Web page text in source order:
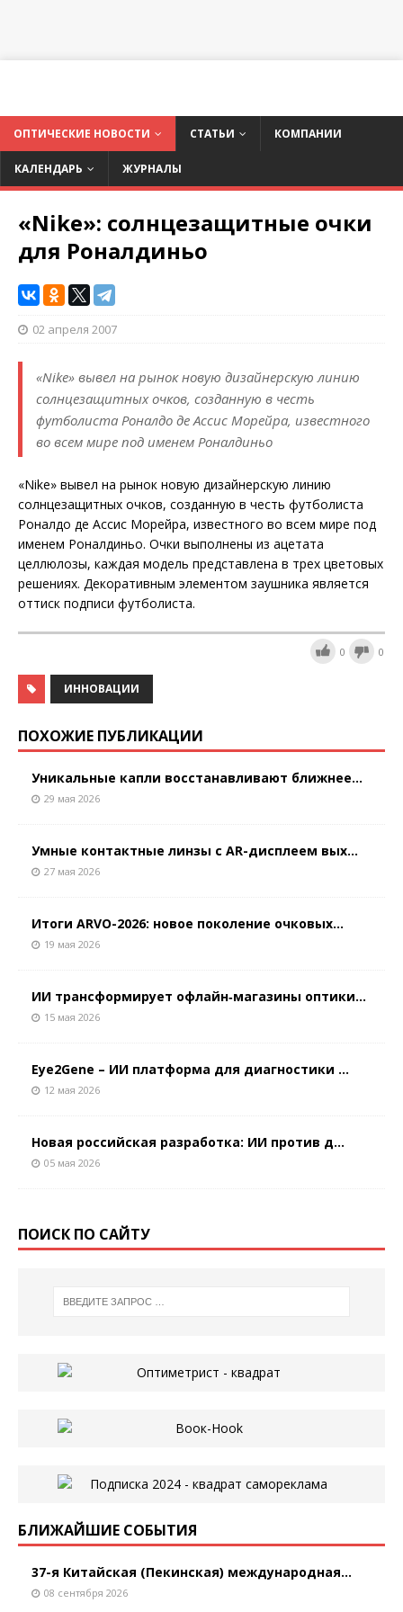
ОПТИЧЕСКИЕ НОВОСТИ СТАТЬИ КОМПАНИИ
КАЛЕНДАРЬ ЖУРНАЛЫ
«Nike»: солнцезащитные очки
для Роналдиньо
02 апреля 2007
«Nike» вывел на рынок новую дизайнерскую линию
солнцезащитных очков, созданную в честь
футболиста Роналдо де Ассис Морейра, известного
во всем мире под именем Роналдиньо
«Nike» вывел на рынок новую дизайнерскую линию
солнцезащитных очков, созданную в честь футболиста
Роналдо де Ассис Морейра, известного во всем мире под
именем Роналдиньо. Очки выполнены из ацетата
целлюлозы, каждая модель представлена в трех цветовых
решениях. Декоративным элементом заушника является
оттиск подписи футболиста.
0 0
ИННОВАЦИИ
ПОХОЖИЕ ПУБЛИКАЦИИ
Уникальные капли восстанавливают ближнее...
29 мая 2026
Умные контактные линзы с AR-дисплеем вых...
27 мая 2026
Итоги ARVO-2026: новое поколение очковых...
19 мая 2026
ИИ трансформирует офлайн‑магазины оптики...
15 мая 2026
Eye2Gene – ИИ платформа для диагностики ...
12 мая 2026
Новая российская разработка: ИИ против д...
05 мая 2026
ПОИСК ПО САЙТУ
БЛИЖАЙШИЕ СОБЫТИЯ
37-я Китайская (Пекинская) международная...
08 сентября 2026